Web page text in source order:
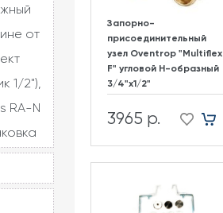
от
1/2"),
RA-N
Запорно-
присоединительный
узел Oventrop "Multiflex
F" угловой H-образный
3/4"х1/2"
3965 р.